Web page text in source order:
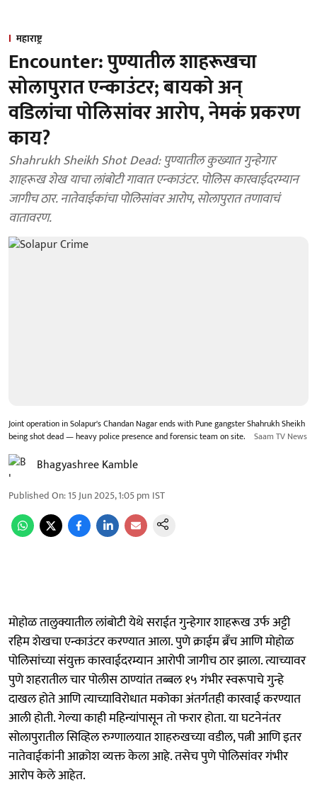
महाराष्ट्र
Encounter: पुण्यातील शाहरूखचा
सोलापुरात एन्काउंटर; बायको अन्
वडिलांचा पोलिसांवर आरोप, नेमकं प्रकरण
काय?
Shahrukh Sheikh Shot Dead: पुण्यातील कुख्यात गुन्हेगार
शाहरूख शेख याचा लांबोटी गावात एन्काउंटर. पोलिस कारवाईदरम्यान
जागीच ठार. नातेवाईकांचा पोलिसांवर आरोप, सोलापुरात तणावाचं
वातावरण.
Joint operation in Solapur's Chandan Nagar ends with Pune gangster Shahrukh Sheikh
being shot dead — heavy police presence and forensic team on site.
Saam TV News
Bhagyashree Kamble
Published On:15 Jun 2025, 1:05 pm IST
मोहोळ तालुक्यातील लांबोटी येथे सराईत गुन्हेगार शाहरूख उर्फ अट्टी
रहिम शेखचा एन्काउंटर करण्यात आला. पुणे क्राईम ब्रँच आणि मोहोळ
पोलिसांच्या संयुक्त कारवाईदरम्यान आरोपी जागीच ठार झाला. त्याच्यावर
पुणे शहरातील चार पोलीस ठाण्यांत तब्बल १५ गंभीर स्वरूपाचे गुन्हे
दाखल होते आणि त्याच्याविरोधात मकोका अंतर्गतही कारवाई करण्यात
आली होती. गेल्या काही महिन्यांपासून तो फरार होता. या घटनेनंतर
सोलापुरातील सिव्हिल रुग्णालयात शाहरुखच्या वडील, पत्नी आणि इतर
नातेवाईकांनी आक्रोश व्यक्त केला आहे. तसेच पुणे पोलिसांवर गंभीर
आरोप केले आहेत.